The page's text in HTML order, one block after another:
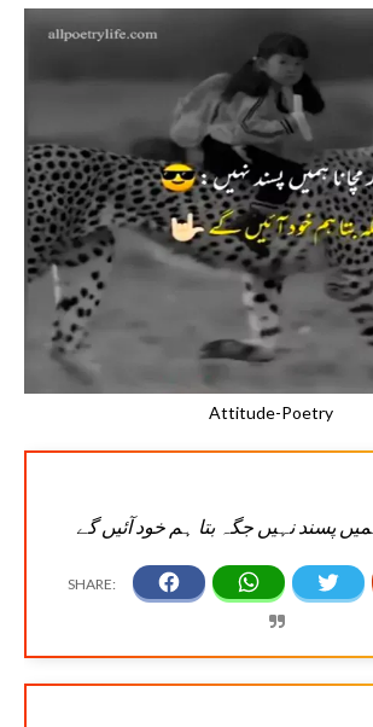
Attitude-Poetry
پسند نہیں جگہ بتا ہم خود آئیں گے